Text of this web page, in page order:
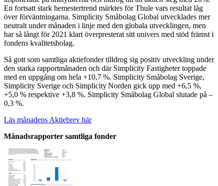
En fortsatt stark hemestertrend märktes för Thule vars resultat låg
över förväntningarna. Simplicity Småbolag Global utvecklades mer
neutralt under månaden i linje med den globala utvecklingen, men
har så långt för 2021 klart överpresterat sitt univers med stöd främst i
fondens kvalitetsbolag.
Så gott som samtliga aktiefonder tilldrog sig positiv utveckling under
den starka rapportmånaden och där Simplicity Fastigheter toppade
med en uppgång om hela +10,7 %. Simplicity Småbolag Sverige,
Simplicity Sverige och Simplicity Norden gick upp med +6,5 %,
+5,0 % respektive +3,8 %. Simplicity Småbolag Global slutade på –
0,3 %.
Läs månadens Aktiebrev här
Månadsrapporter samtliga fonder